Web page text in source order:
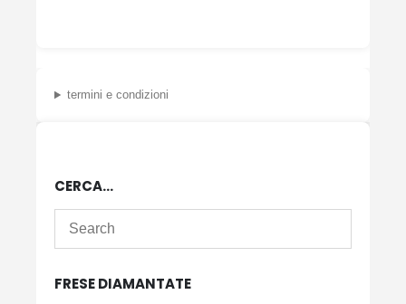
termini e condizioni
CERCA…
FRESE DIAMANTATE